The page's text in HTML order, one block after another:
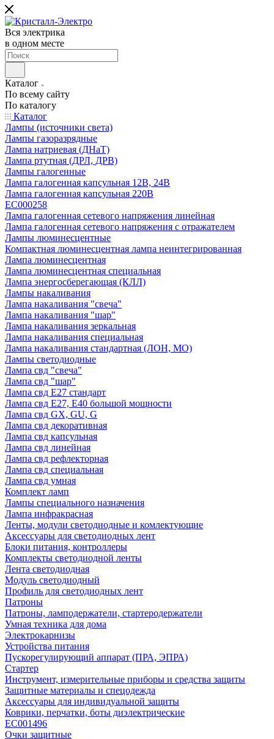
Вся электрика
в одном месте
Каталог
По всему сайту
По каталогу
Каталог
Лампы (источники света)
Лампы газоразрядные
Лампа натриевая (ДНаТ)
Лампа ртутная (ДРЛ, ДРВ)
Лампы галогенные
Лампа галогенная капсульная 12В, 24В
Лампа галогенная капсульная 220В
EC000258
Лампа галогенная сетевого напряжения линейная
Лампа галогенная сетевого напряжения с отражателем
Лампы люминесцентные
Компактная люминесцентная лампа неинтегрированная
Лампа люминесцентная
Лампа люминесцентная специальная
Лампа энергосберегающая (КЛЛ)
Лампы накаливания
Лампа накаливания "свеча"
Лампа накаливания "шар"
Лампа накаливания зеркальная
Лампа накаливания специальная
Лампа накаливания стандартная (ЛОН, МО)
Лампы светодиодные
Лампа свд "свеча"
Лампа свд "шар"
Лампа свд E27 стандарт
Лампа свд E27, Е40 большой мощности
Лампа свд GX, GU, G
Лампа свд декоративная
Лампа свд капсульная
Лампа свд линейная
Лампа свд рефлекторная
Лампа свд специальная
Лампа свд умная
Комплект ламп
Лампы специального назначения
Лампа инфракрасная
Ленты, модули светодиодные и комлектующие
Аксессуары для светодиодных лент
Блоки питания, контроллеры
Комплекты светодиодной ленты
Лента светодиодная
Модуль светодиодный
Профиль для светодиодных лент
Патроны
Патроны, ламподержатели, стартеродержатели
Умная техника для дома
Электрокарнизы
Устройства питания
Пускорегулирующий аппарат (ПРА, ЭПРА)
Стартер
Инструмент, измерительные приборы и средства защиты
Защитные материалы и спецодежда
Аксессуары для индивидуальной защиты
Коврики, перчатки, боты диэлектрические
EC001496
Очки защитные